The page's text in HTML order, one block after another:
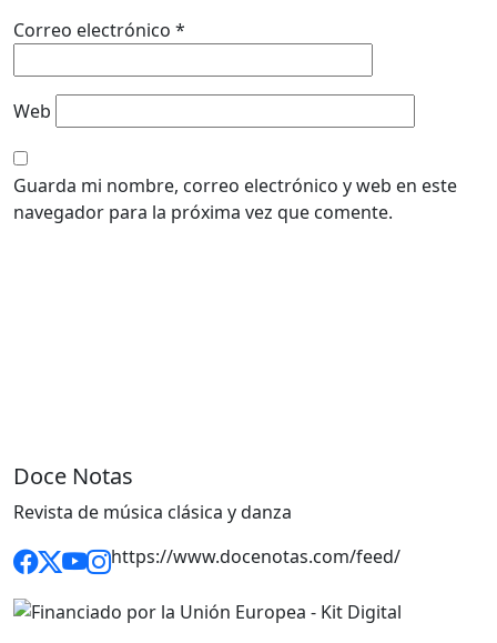
Correo electrónico *
Web
Guarda mi nombre, correo electrónico y web en este
navegador para la próxima vez que comente.
Doce Notas
Revista de música clásica y danza
https://www.docenotas.com/feed/